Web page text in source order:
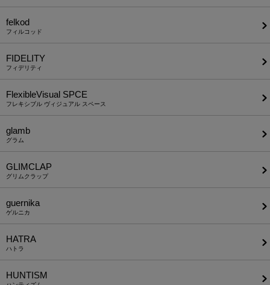
felkod
フィルコッド
FIDELITY
フィデリティ
FlexibleVisual SPCE
フレキシブル ヴィジュアル スペース
glamb
グラム
GLIMCLAP
グリムクラップ
guernika
ゲルニカ
HATRA
ハトラ
HUNTISM